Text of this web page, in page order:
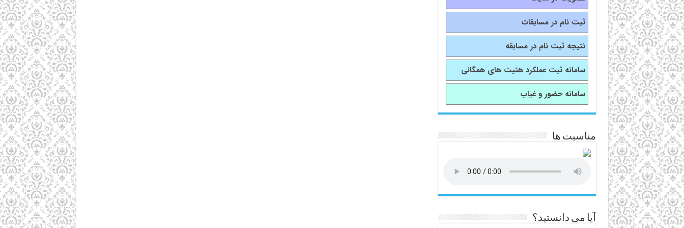
ثبت نام در مسابقات
نتیجه ثبت نام در مسابقه
سامانه ثبت عملکرد هئیت های همگانی
سامانه حضور و غیاب
مناسبت ها
آیا می دانستید؟